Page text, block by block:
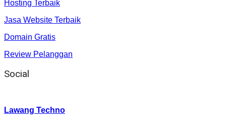
Hosting Terbaik
Jasa Website Terbaik
Domain Gratis
Review Pelanggan
Social
Lawang Techno